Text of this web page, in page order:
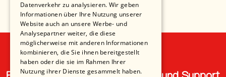
Datenverkehr zu analysieren. Wir geben
Informationen über Ihre Nutzung unserer
Website auch an unsere Werbe- und
Analysepartner weiter, die diese
möglicherweise mit anderen Informationen
kombinieren, die Sie ihnen bereitgestellt
haben oder die sie im Rahmen Ihrer
Nutzung ihrer Dienste gesammelt haben.